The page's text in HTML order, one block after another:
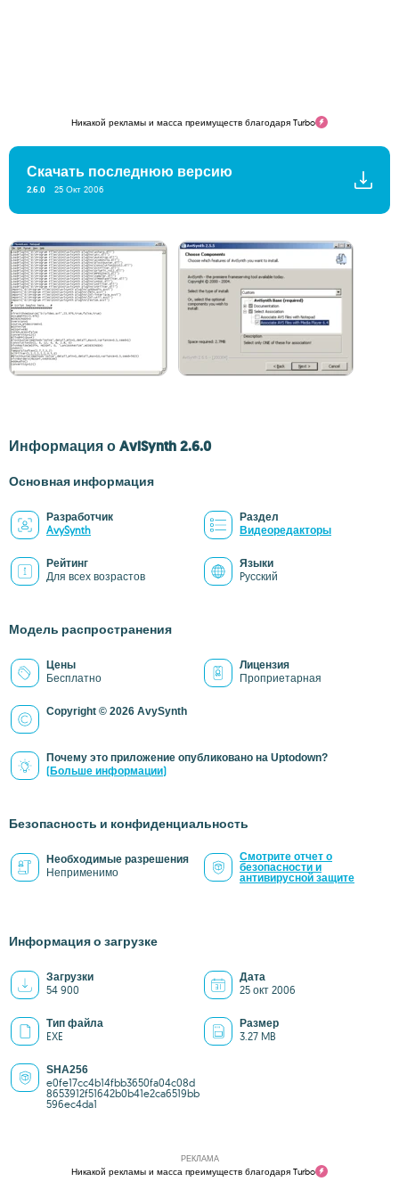
Никакой рекламы и масса преимуществ благодаря Turbo
Скачать последнюю версию
2.6.0 25 Окт 2006
Информация о AviSynth 2.6.0
Основная информация
Разработчик
AvySynth
Раздел
Видеоредакторы
Рейтинг
Для всех возрастов
Языки
Pусский
Модель распространения
Цены
Бесплатно
Лицензия
Проприетарная
Copyright © 2026 AvySynth
Почему это приложение опубликовано на Uptodown?
(Больше информации)
Безопасность и конфиденциальность
Необходимые разрешения
Неприменимо
Смотрите отчет о
безопасности и
антивирусной защите
Информация о загрузке
Загрузки
54 900
Дата
25 окт 2006
Тип файла
EXE
Размер
3.27 MB
SHA256
e0fe17cc4b14fbb3650fa04c08d
8653912f51642b0b41e2ca6519bb
596ec4da1
РЕКЛАМА
Никакой рекламы и масса преимуществ благодаря Turbo